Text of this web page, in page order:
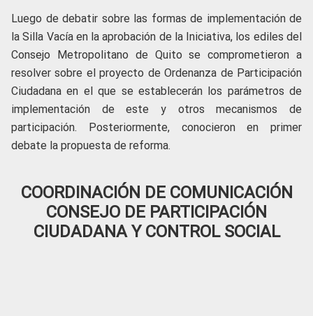
Luego de debatir sobre las formas de implementación de
la Silla Vacía en la aprobación de la Iniciativa, los ediles del
Consejo Metropolitano de Quito se comprometieron a
resolver sobre el proyecto de Ordenanza de Participación
Ciudadana en el que se establecerán los parámetros de
implementación de este y otros mecanismos de
participación. Posteriormente, conocieron en primer
debate la propuesta de reforma.
COORDINACIÓN DE COMUNICACIÓN
CONSEJO DE PARTICIPACIÓN
CIUDADANA Y CONTROL SOCIAL